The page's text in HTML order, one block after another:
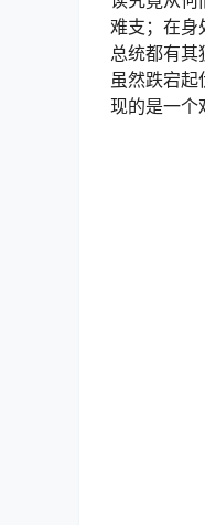
难支；在身
总统都有其
虽然跌宕起
现的是一个